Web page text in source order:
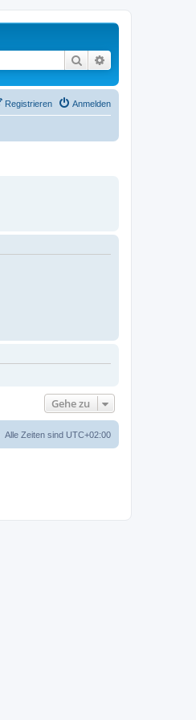
Suche
Anmelden
Registrieren
Gehe zu
Alle Zeiten sind UTC+02:00